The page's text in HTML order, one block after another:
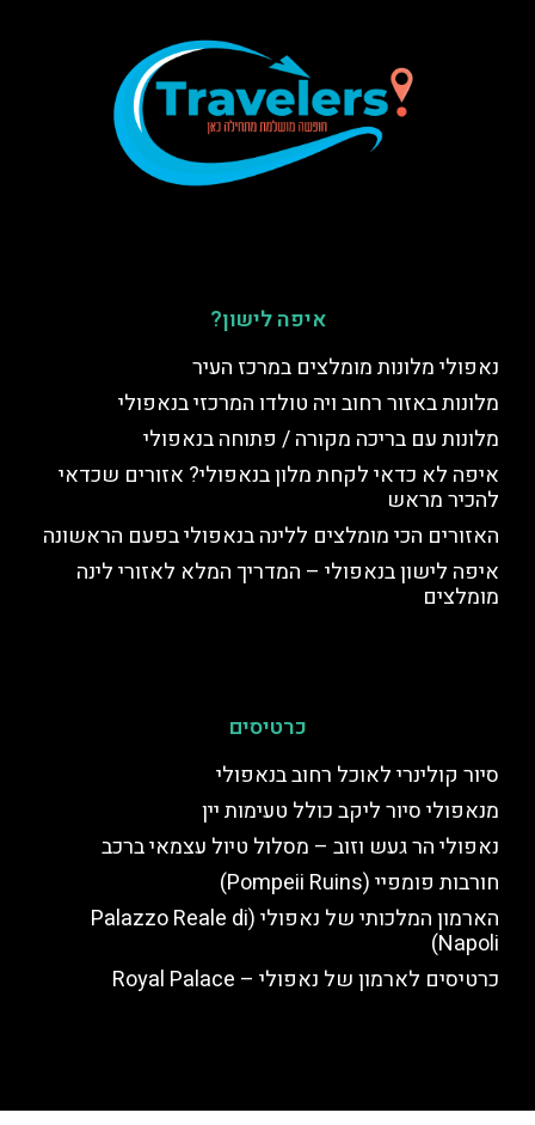
איפה לישון?
נאפולי מלונות מומלצים במרכז העיר
מלונות באזור רחוב ויה טולדו המרכזי בנאפולי
מלונות עם בריכה מקורה / פתוחה בנאפולי
איפה לא כדאי לקחת מלון בנאפולי? אזורים שכדאי
להכיר מראש
האזורים הכי מומלצים ללינה בנאפולי בפעם הראשונה
איפה לישון בנאפולי – המדריך המלא לאזורי לינה
מומלצים
כרטיסים
סיור קולינרי לאוכל רחוב בנאפולי
מנאפולי סיור ליקב כולל טעימות יין
נאפולי הר געש וזוב – מסלול טיול עצמאי ברכב
חורבות פומפיי (Pompeii Ruins)
הארמון המלכותי של נאפולי (Palazzo Reale di
Napoli)
כרטיסים לארמון של נאפולי – Royal Palace